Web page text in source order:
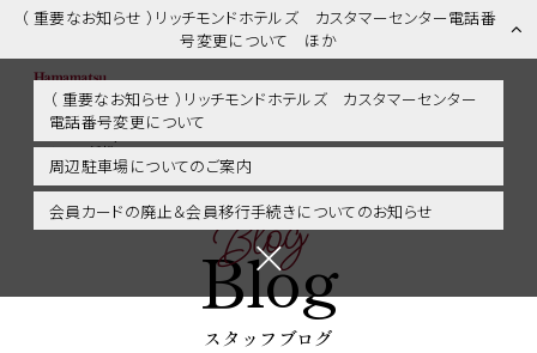
（ 重要なお知らせ ）リッチモンドホテルズ カスタマーセンター電話番
号変更について ほか
（ 重要なお知らせ ）リッチモンドホテルズ カスタマーセンター
電話番号変更について
周辺駐車場についてのご案内
会員カードの廃止＆会員移行手続きについてのお知らせ
スタッフブログ | 浜松市内・掛川・静岡エリアに好アクセス！リッチモ
ンドホテル浜松
Blog
Blog
スタッフブログ